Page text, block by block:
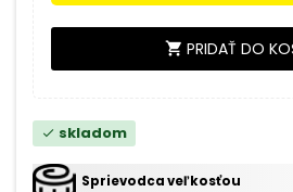
shopping_cart PRIDAŤ DO
check skladom
Sprievodca veľkosťou